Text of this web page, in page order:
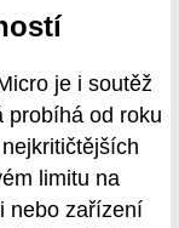
je i soutěž
probíhá od roku
limitu na
nebo zařízení